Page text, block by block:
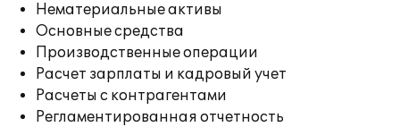
Нематериальные активы
Основные средства
Производственные операции
Расчет зарплаты и кадровый учет
Расчеты с контрагентами
Регламентированная отчетность